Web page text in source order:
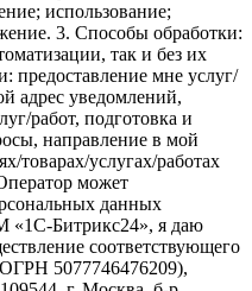
использование;
3. Способы обработки:
так и без их
предоставление мне услуг/
адрес уведомлений,
работ, подготовка и
направление в мой
товарах/услугах/работах
может
данных
«1С-Битрикс24», я даю
соответствующего
5077746476209),